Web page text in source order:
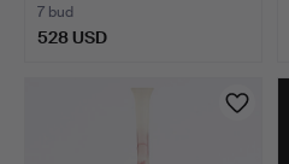
7 bud
528 USD